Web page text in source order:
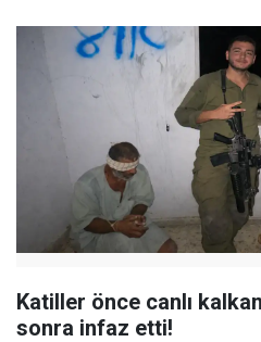
Katiller önce canlı
sonra infaz etti!